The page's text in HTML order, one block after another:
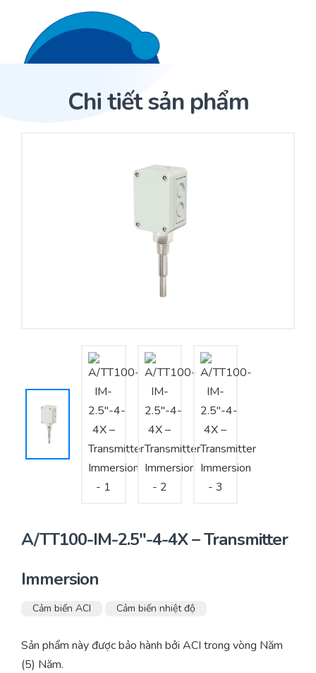
Trang Chủ
Nhà phân phối cảm biến
Nhà sản xuất thiết bị điều khiển
Cung cấp giải pháp quản lý cho toà nhà (BMS)
Tư vấn – Thiết kế – Cung cấp thiết bị HVAC
Tư vấn thiết kế, thi công tủ điều khiển
Thi công – Lắp đặt hệ thống HVAC
Chi tiết sản phẩm
A/TT100-IM-2.5″-4-4X – Transmitter
Immersion
Cảm biến ACI Cảm biến nhiệt độ
Sản phẩm này được bảo hành bởi ACI trong vòng Năm
(5) Năm.